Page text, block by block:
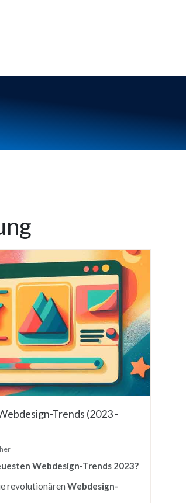
Trends (2023 -
Webdesign-Trends 2023?
revolutionären Webdesign-